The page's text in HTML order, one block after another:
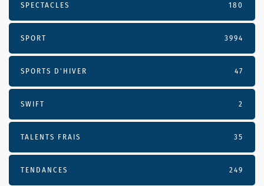
SPECTACLES 180
SPORT 3994
SPORTS D'HIVER 47
SWIFT 2
TALENTS FRAIS 35
TENDANCES 249